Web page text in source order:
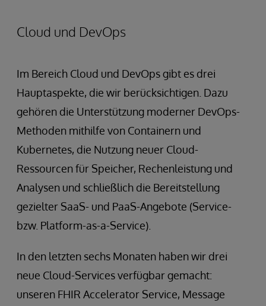
Cloud und DevOps
Im Bereich Cloud und DevOps gibt es drei
Hauptaspekte, die wir berücksichtigen. Dazu
gehören die Unterstützung moderner DevOps-
Methoden mithilfe von Containern und
Kubernetes, die Nutzung neuer Cloud-
Ressourcen für Speicher, Rechenleistung und
Analysen und schließlich die Bereitstellung
gezielter SaaS- und PaaS-Angebote (Service-
bzw. Platform-as-a-Service).
In den letzten sechs Monaten haben wir drei
neue Cloud-Services verfügbar gemacht:
unseren FHIR Accelerator Service, Message